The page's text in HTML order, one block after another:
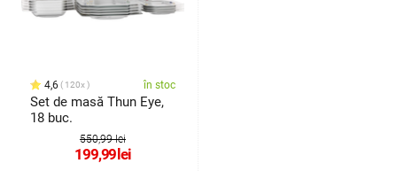
4,6 120x în stoc
Set de masă Thun Eye,
18 buc.
550,99 lei
199,99 lei